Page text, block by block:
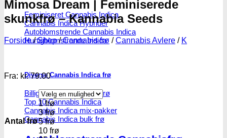
Feminiseret Cannabis Indica
Cannabis Indica Hybrider
Autoblomstrende Cannabis Indica
Hurtigblomstrende Indica
Diverse Cannabis Indica frø
Billige Cannabis Indica frø
Top 10 Cannabis Indica
Cannabis Indica mix-pakker
Cannabis Indica bulk frø
Mimosa Dream | Feminiserede
skunkfrø – Kannabia Seeds
Forside / Shop / Cannabis frø / Cannabis Avlere / K
Fra: kr.79.00
Antal frø
1 frø
3 frø
5 frø
10 frø